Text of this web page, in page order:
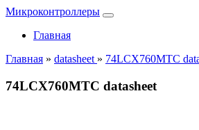
Микроконтроллеры
Главная
Главная » datasheet » 74LCX760MTC
74LCX760MTC datasheet